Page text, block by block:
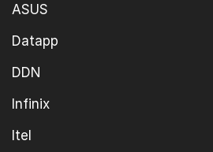
ASUS
Datapp
DDN
Infinix
Itel